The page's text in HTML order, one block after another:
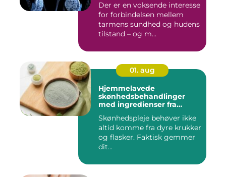
Der er en voksende interesse
for forbindelsen mellem
tarmens sundhed og hudens
tilstand – og m...
01. aug
Hjemmelavede
skønhedsbehandlinger
med ingredienser fra
Skønhedspleje behøver ikke
altid komme fra dyre krukker
og flasker. Faktisk gemmer
dit...